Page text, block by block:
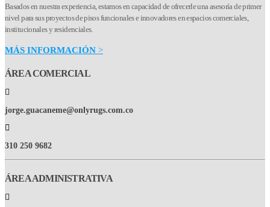
Basados en nuestra experiencia, estamos en capacidad de ofrecerle una asesoría de primer
nivel para sus proyectos de pisos funcionales e innovadores en espacios comerciales,
institucionales y residenciales.
MÁS INFORMACIÓN >
ÁREA COMERCIAL
jorge.guacaneme@onlyrugs.com.co
310 250 9682
ÁREA ADMINISTRATIVA